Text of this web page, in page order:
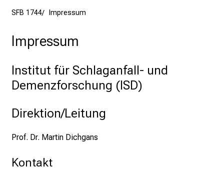
SFB 1744 Impressum
Impressum
Institut für Schlaganfall- und
Demenzforschung (ISD)
Direktion/Leitung
Prof. Dr. Martin Dichgans
Kontakt